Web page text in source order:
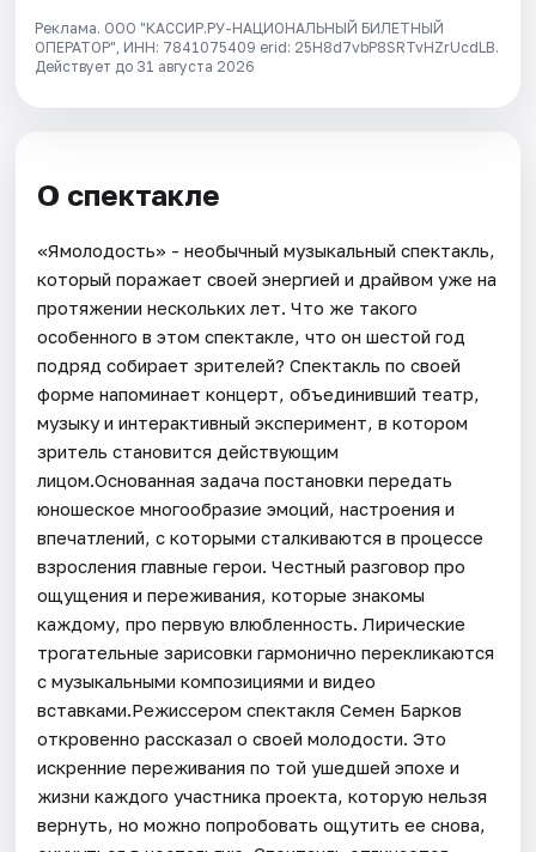
Реклама. ООО "КАССИР.РУ-НАЦИОНАЛЬНЫЙ БИЛЕТНЫЙ
ОПЕРАТОР", ИНН: 7841075409 erid: 25H8d7vbP8SRTvHZrUcdLB.
Действует до 31 августа 2026
О спектакле
«Ямолодость» - необычный музыкальный спектакль,
который поражает своей энергией и драйвом уже на
протяжении нескольких лет. Что же такого
особенного в этом спектакле, что он шестой год
подряд собирает зрителей? Спектакль по своей
форме напоминает концерт, объединивший театр,
музыку и интерактивный эксперимент, в котором
зритель становится действующим
лицом.Основанная задача постановки передать
юношеское многообразие эмоций, настроения и
впечатлений, с которыми сталкиваются в процессе
взросления главные герои. Честный разговор про
ощущения и переживания, которые знакомы
каждому, про первую влюбленность. Лирические
трогательные зарисовки гармонично перекликаются
с музыкальными композициями и видео
вставками.Режиссером спектакля Семен Барков
откровенно рассказал о своей молодости. Это
искренние переживания по той ушедшей эпохе и
жизни каждого участника проекта, которую нельзя
вернуть, но можно попробовать ощутить ее снова,